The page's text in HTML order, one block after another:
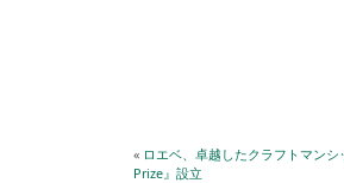
« ロエベ、卓越したクラフトマン
Prize』設立